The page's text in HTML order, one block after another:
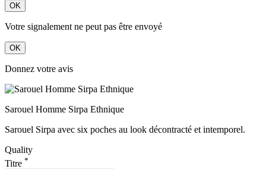
OK
Votre signalement ne peut pas être envoyé
OK
Donnez votre avis
Sarouel Homme Sirpa Ethnique
Sarouel Sirpa avec six poches au look décontracté et intemporel.
Quality
Titre *